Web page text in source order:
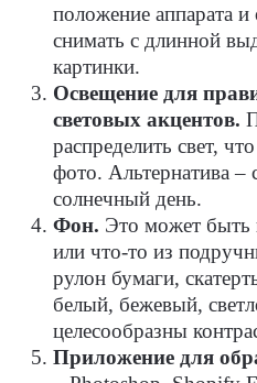
положение аппарата и
снимать с длинной
картинки.
Освещение для
световых акцентов.
распределить свет,
фото. Альтернатива –
солнечный день.
Фон. Это может быть
или что-то из
рулон бумаги,
белый, бежевый,
целесообразны
Приложение для